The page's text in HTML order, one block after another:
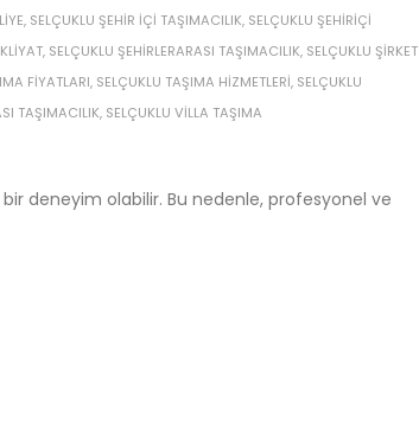
, SELÇUKLU ŞEHIR IÇI TAŞIMACILIK, SELÇUKLU ŞEHIRIÇI
, SELÇUKLU ŞEHIRLERARASI TAŞIMACILIK, SELÇUKLU ŞIRKET
FIYATLARI, SELÇUKLU TAŞIMA HIZMETLERI, SELÇUKLU
TAŞIMACILIK, SELÇUKLU VILLA TAŞIMA
deneyim olabilir. Bu nedenle, profesyonel ve